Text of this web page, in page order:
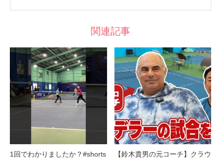
関連記事
1回でわかりましたか？#shorts
【鈴木貴男の元コーチ】クラウ